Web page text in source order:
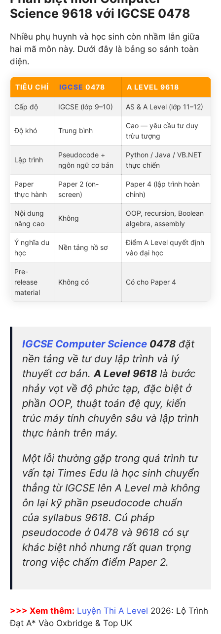
Science 9618 với IGCSE 0478
Nhiều phụ huynh và học sinh còn nhầm lẫn giữa
hai mã môn này. Dưới đây là bảng so sánh toàn
diện.
TIÊU CHÍ IGCSE 0478 A LEVEL 9618
Cấp độ IGCSE (lớp 9–10) AS & A Level (lớp 11–12)
Độ khó Trung bình
Cao — yêu cầu tư duy
trừu tượng
Lập trình
Pseudocode +
ngôn ngữ cơ bản
Python / Java / VB.NET
thực chiến
Paper
thực hành
Paper 2 (on-
screen)
Paper 4 (lập trình hoàn
chỉnh)
Nội dung
nâng cao
Không
OOP, recursion, Boolean
algebra, assembly
Ý nghĩa du
học
Nền tảng hồ sơ
Điểm A Level quyết định
vào đại học
Pre-
release
material
Không có Có cho Paper 4
IGCSE Computer Science 0478 đặt
nền tảng về tư duy lập trình và lý
thuyết cơ bản.A Level 9618 là bước
nhảy vọt về độ phức tạp, đặc biệt ở
phần OOP, thuật toán đệ quy, kiến
trúc máy tính chuyên sâu và lập trình
thực hành trên máy.
Một lỗi thường gặp trong quá trình tư
vấn tại Times Edu là học sinh chuyển
thẳng từ IGCSE lên A Level mà không
ôn lại kỹ phần pseudocode chuẩn
của syllabus 9618. Cú pháp
pseudocode ở 0478 và 9618 có sự
khác biệt nhỏ nhưng rất quan trọng
trong việc chấm điểm Paper 2.
>>> Xem thêm: Luyện Thi A Level 2026: Lộ Trình
Đạt A* Vào Oxbridge & Top UK